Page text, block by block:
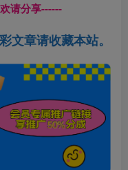
请分享------
文章请收藏本站。